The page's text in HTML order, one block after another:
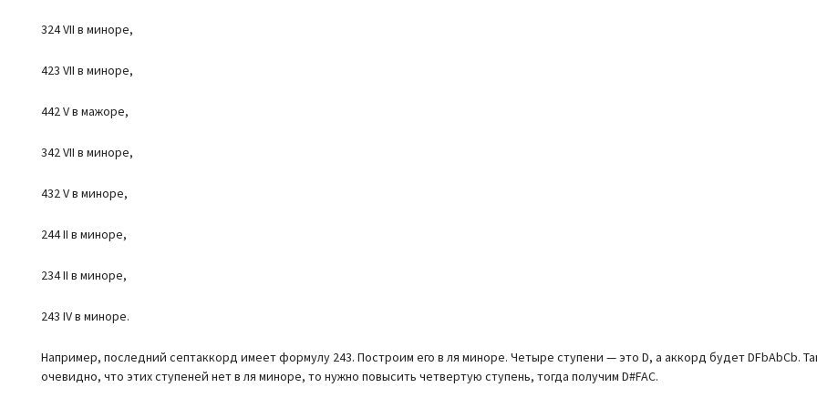
324 VII в миноре,
423 VII в миноре,
442 V в мажоре,
342 VII в миноре,
432 V в миноре,
244 II в миноре,
234 II в миноре,
243 IV в миноре.
Например, последний септаккорд имеет формулу 243. Построим его в ля миноре. Четыре ступени — это D, а аккорд будет DFbAbCb.
очевидно, что этих ступеней нет в ля миноре, то нужно повысить четвертую ступень, тогда получим D#FAC.